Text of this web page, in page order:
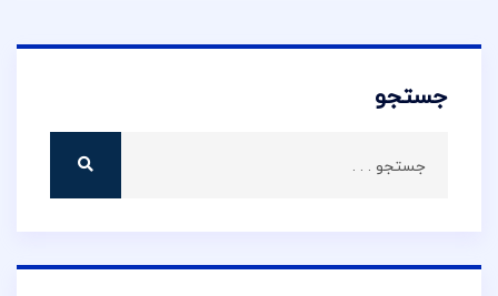
جستجو